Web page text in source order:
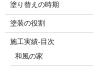
塗り替えの時期
塗装の役割
施工実績-目次
和風の家